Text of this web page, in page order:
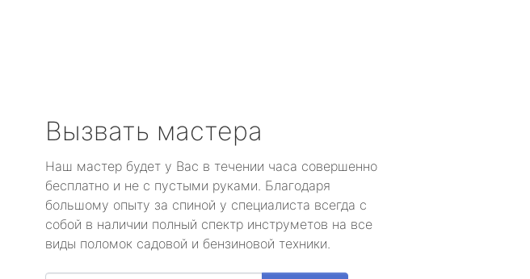
Вызвать мастера
Наш мастер будет у Вас в течении часа совершенно
бесплатно и не с пустыми руками. Благодаря
большому опыту за спиной у специалиста всегда с
собой в наличии полный спектр инструметов на все
виды поломок садовой и бензиновой техники.